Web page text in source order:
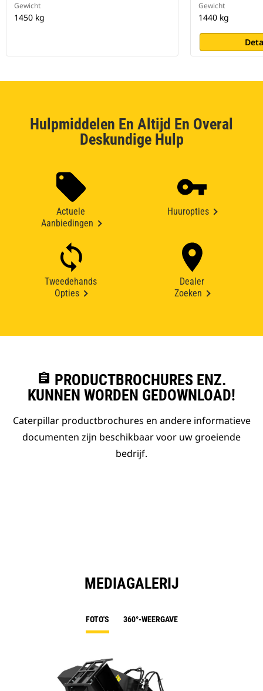
Gewicht
1450 kg
Gewicht
1440 kg
Hulpmiddelen En Altijd En Overal
Deskundige Hulp
Actuele
Aanbiedingen
Huuropties
Tweedehands
Opties
Dealer
Zoeken
assignment PRODUCTBROCHURES ENZ.
KUNNEN WORDEN GEDOWNLOAD!
Caterpillar productbrochures en andere informatieve
documenten zijn beschikbaar voor uw groeiende
bedrijf.
MEDIAGALERIJ
FOTO'S 360°-WEERGAVE